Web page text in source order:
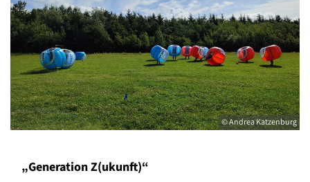
© Andrea Katzenburg
„Generation Z(ukunft)“